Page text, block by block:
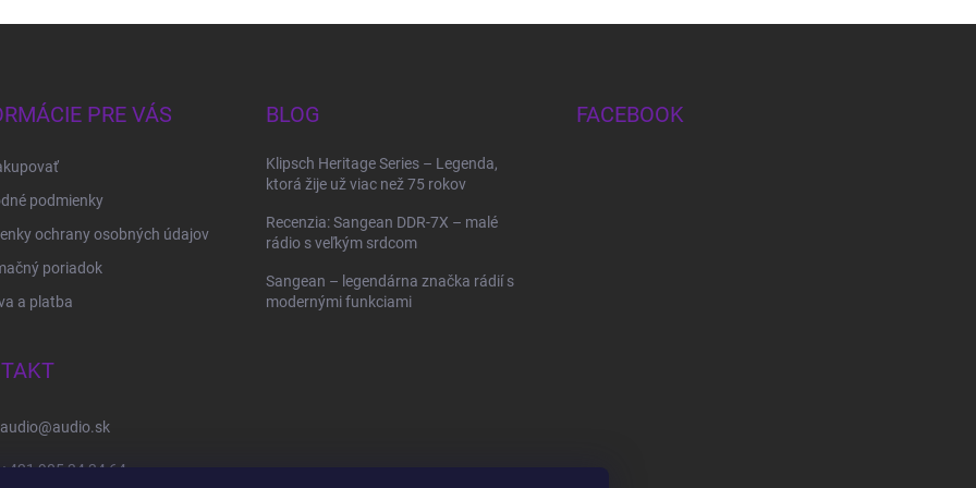
PRE VÁS
podmienky
ochrany osobných údajov
poriadok
a platba
BLOG
Klipsch Heritage Series – Legenda,
ktorá žije už viac než 75 rokov
Recenzia: Sangean DDR-7X – malé
rádio s veľkým srdcom
Sangean – legendárna značka rádií s
modernými funkciami
FACEBOOK
audio@audio.sk
+421 905 34 34 64